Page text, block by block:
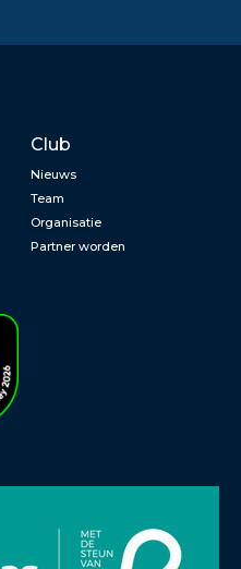
Club
Nieuws
Team
Organisatie
Partner worden